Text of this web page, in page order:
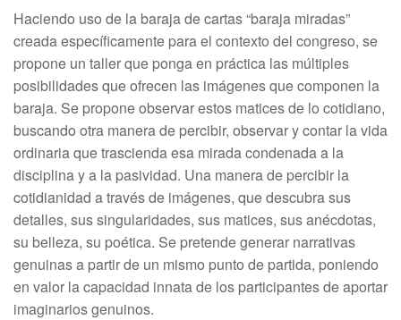
Haciendo uso de la baraja de cartas “baraja miradas”
creada específicamente para el contexto del congreso, se
propone un taller que ponga en práctica las múltiples
posibilidades que ofrecen las imágenes que componen la
baraja. Se propone observar estos matices de lo cotidiano,
buscando otra manera de percibir, observar y contar la vida
ordinaria que trascienda esa mirada condenada a la
disciplina y a la pasividad. Una manera de percibir la
cotidianidad a través de imágenes, que descubra sus
detalles, sus singularidades, sus matices, sus anécdotas,
su belleza, su poética. Se pretende generar narrativas
genuinas a partir de un mismo punto de partida, poniendo
en valor la capacidad innata de los participantes de aportar
imaginarios genuinos.